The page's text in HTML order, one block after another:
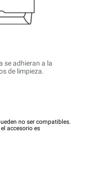
se adhieran a la
de limpieza.
no ser compatibles.
accesorio es